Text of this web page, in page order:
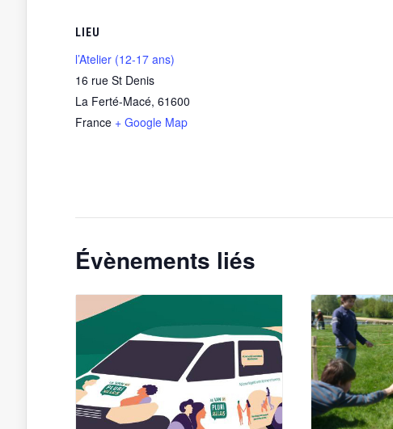
LIEU
l’Atelier (12-17 ans)
16 rue St Denis
La Ferté-Macé, 61600
France + Google Map
Évènements liés